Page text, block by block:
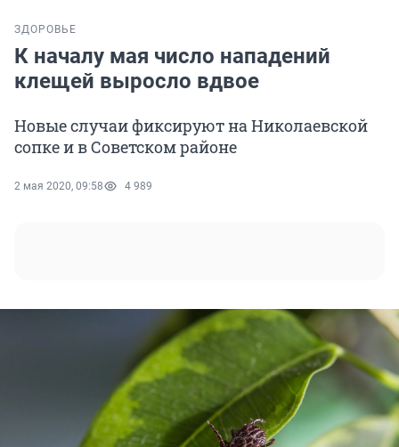
ЗДОРОВЬЕ
К началу мая число нападений
клещей выросло вдвое
Новые случаи фиксируют на Николаевской
сопке и в Советском районе
2 мая 2020, 09:58 4 989